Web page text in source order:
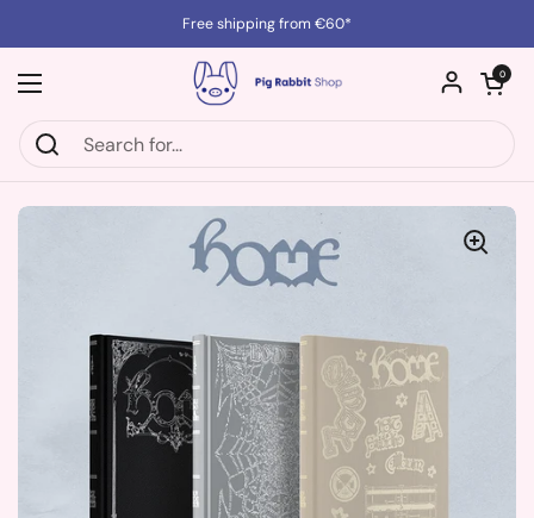
Free shipping from €60*
Open menu
Open cart
0